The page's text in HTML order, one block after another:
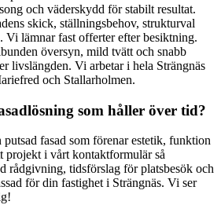
och väderskydd för stabilt resultat.
skick, ställningsbehov, strukturval
Vi lämnar fast offerter efter besiktning.
översyn, mild tvätt och snabb
livslängden. Vi arbetar i hela Strängnäs
och Stallarholmen.
som håller över tid?
fasad som förenar estetik, funktion
i vårt kontaktformulär så
rådgivning, tidsförslag för platsbesök och
för din fastighet i Strängnäs. Vi ser